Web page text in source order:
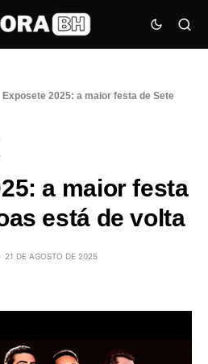
Exposete 2025: a maior festa de Sete
a maior festa
está de volta
21 DE AGOSTO DE 2025